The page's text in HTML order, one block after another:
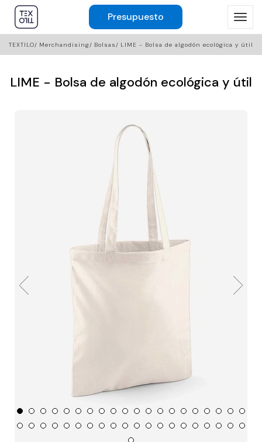
Presupuesto
TEXTILO Merchandising Bolsas LIME - Bolsa de algodón ecológica y útil
LIME - Bolsa de algodón ecológica y útil